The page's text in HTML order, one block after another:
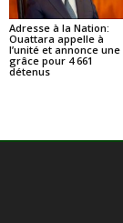
Adresse à la Nation:
Ouattara appelle à
l’unité et annonce une
grâce pour 4 661
détenus